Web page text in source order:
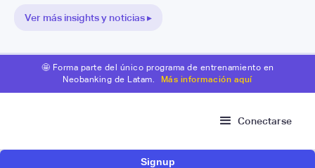
Ver más insights y noticias ▸
🤩 Forma parte del único programa de entrenamiento en
Neobanking de Latam.
Más información aquí
Conectarse
Signup